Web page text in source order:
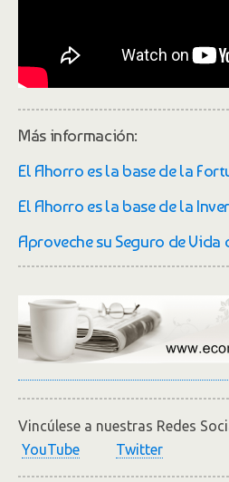
Más información:
El Ahorro es la base de la
El Ahorro es la base de la
Aproveche su Seguro de
Vincúlese a nuestras Redes
YouTube
Twitter